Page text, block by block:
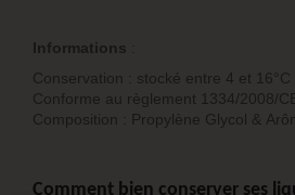
Informations
Conservation : stocké entre 4 et 16°C
Conforme au règlement 1334/2008/
Composition : Propylène Glycol &
Comment bien conserver ses